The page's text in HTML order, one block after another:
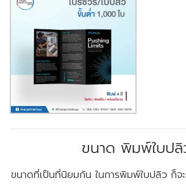
ขนาด พิมพ์ใบป
ขนาดที่เป็นที่นิยมกัน ในการพิมพ์ใบปลิว ก็จ